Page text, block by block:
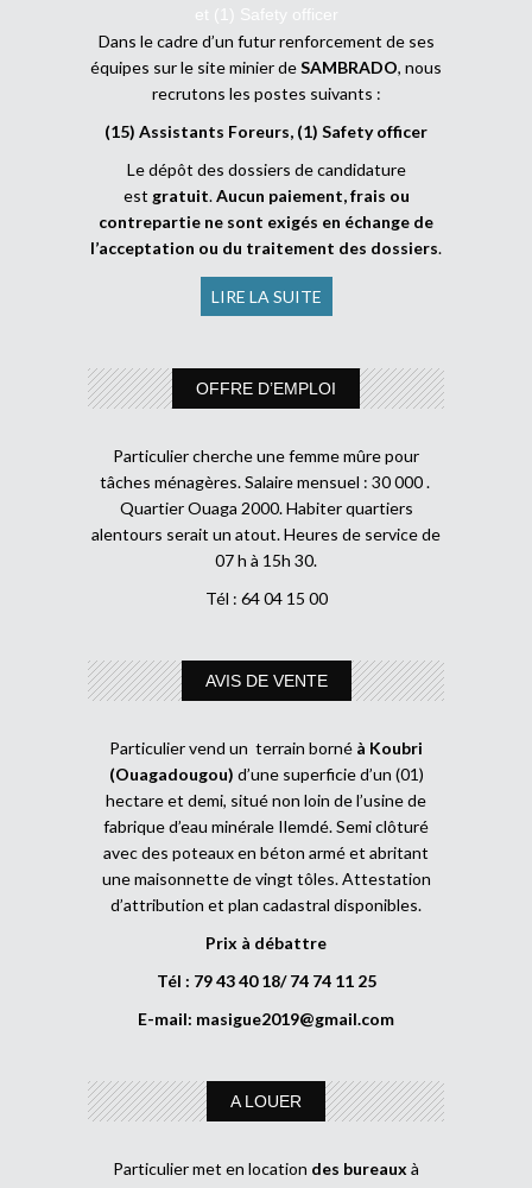
et (1) Safety officer
Dans le cadre d’un futur renforcement de ses
équipes sur le site minier deSAMBRADO, nous
recrutons les postes suivants :
(15) Assistants Foreurs, (1) Safety officer
Le dépôt des dossiers de candidature
est gratuit.Aucun paiement, frais ou
contrepartie ne sont exigés en échange de
l’acceptation ou du traitement des dossiers.
LIRE LA SUITE
OFFRE D’EMPLOI
Particulier cherche une femme mûre pour
tâches ménagères. Salaire mensuel : 30 000 .
Quartier Ouaga 2000. Habiter quartiers
alentours serait un atout. Heures de service de
07 h à 15h 30.
Tél : 64 04 15 00
AVIS DE VENTE
Particulier vend un terrain borné à Koubri
(Ouagadougou) d’une superficie d’un (01)
hectare et demi, situé non loin de l’usine de
fabrique d’eau minérale Ilemdé. Semi clôturé
avec des poteaux en béton armé et abritant
une maisonnette de vingt tôles. Attestation
d’attribution et plan cadastral disponibles.
Prix à débattre
Tél : 79 43 40 18/ 74 74 11 25
E-mail: masigue2019@gmail.com
A LOUER
Particulier met en location des bureaux à